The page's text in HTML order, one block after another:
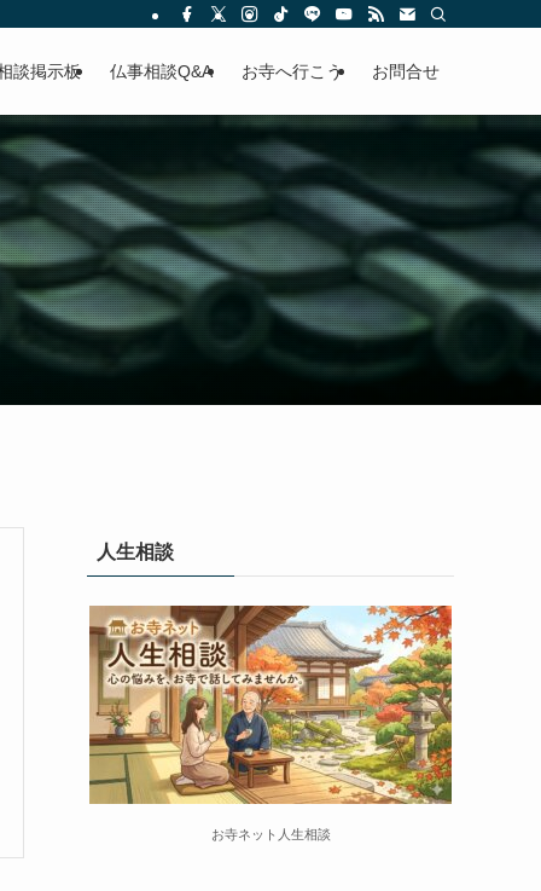
談掲示板 仏事相談Q&A お寺へ行こう お問合せ
人生相談
お寺ネット人生相談